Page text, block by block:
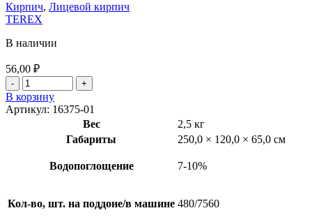
Кирпич, Лицевой кирпич
TEREX
В наличии
56,00 ₽
В корзину
Артикул: 16375-01
Вес
2,5 кг
Габариты
250,0 × 120,0 × 65,0 см
Водопоглощение 7-10%
Кол-во, шт. на поддоне/в машине 480/7560